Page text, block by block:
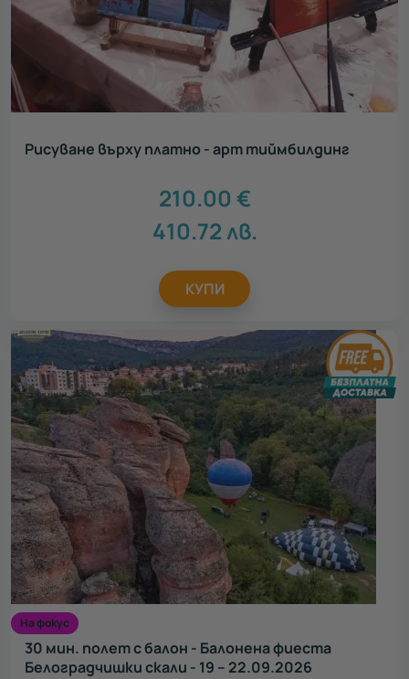
Рисуване върху платно - арт тиймбилдинг
210.00 €
410.72лв.
КУПИ
На фокус
30 мин. полет с балон - Балонена фиеста
Белоградчишки скали - 19 – 22.09.2026